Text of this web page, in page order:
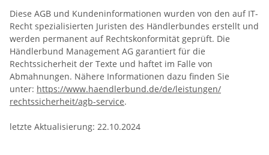
Diese AGB und Kundeninformationen wurden von den auf IT-
Recht spezialisierten Juristen des Händlerbundes erstellt und
werden permanent auf Rechtskonformität geprüft. Die
Händlerbund Management AG garantiert für die
Rechtssicherheit der Texte und haftet im Falle von
Abmahnungen. Nähere Informationen dazu finden Sie
unter: https://www.haendlerbund.de/de/leistungen/
rechtssicherheit/agb-service.
letzte Aktualisierung: 22.10.2024